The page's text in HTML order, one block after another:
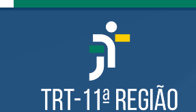
Gestão Estratégica
Governança das Contratações Obras
Rede de Governança Colaborativa
Laboratório de Inovação